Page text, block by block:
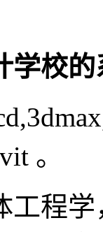
学校
。
工程